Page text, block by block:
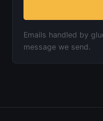
Emails handled by
message we send.